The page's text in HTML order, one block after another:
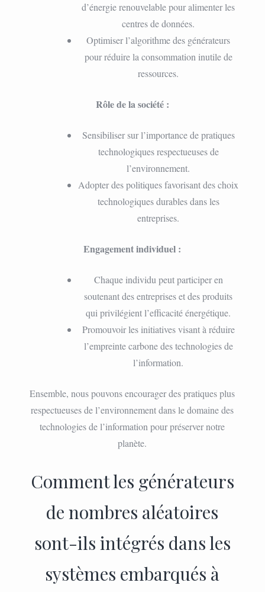
d’énergie renouvelable pour alimenter les
centres de données.
Optimiser l’algorithme des générateurs
pour réduire la consommation inutile de
ressources.
Rôle de la société :
Sensibiliser sur l’importance de pratiques
technologiques respectueuses de
l’environnement.
Adopter des politiques favorisant des choix
technologiques durables dans les
entreprises.
Engagement individuel :
Chaque individu peut participer en
soutenant des entreprises et des produits
qui privilégient l’efficacité énergétique.
Promouvoir les initiatives visant à réduire
l’empreinte carbone des technologies de
l’information.
Ensemble, nous pouvons encourager des pratiques plus
respectueuses de l’environnement dans le domaine des
technologies de l’information pour préserver notre
planète.
Comment les générateurs
de nombres aléatoires
sont-ils intégrés dans les
systèmes embarqués à